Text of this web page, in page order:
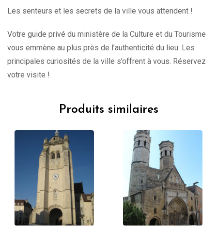
Les senteurs et les secrets de la ville vous attendent !
Votre guide privé du ministère de la Culture et du Tourisme
vous emmène au plus près de l’authenticité du lieu. Les
principales curiosités de la ville s’offrent à vous. Réservez
votre visite !
Produits similaires